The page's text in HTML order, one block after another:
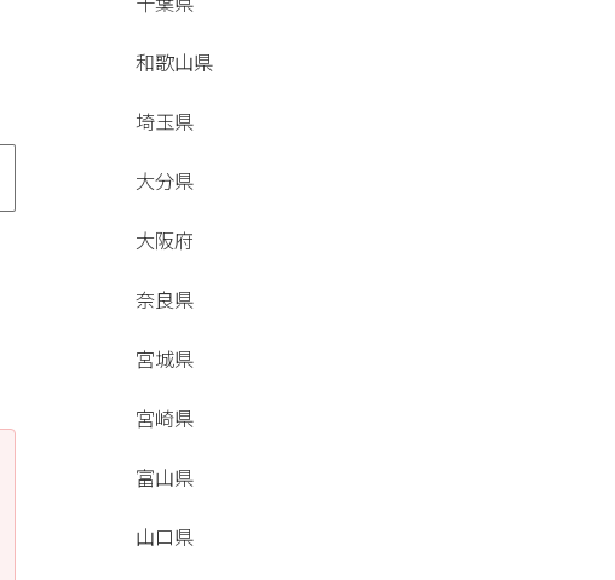
和歌山県
埼玉県
大分県
大阪府
奈良県
宮城県
宮崎県
富山県
山口県